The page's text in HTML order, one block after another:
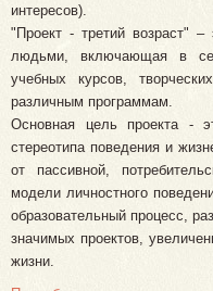
интересов).
"Проект - третий возраст"
людьми, включающая в
учебных курсов,
различным программам.
Основная цель проекта -
стереотипа поведения и
от пассивной,
модели личностного
образовательный процесс,
значимых проектов,
жизни.